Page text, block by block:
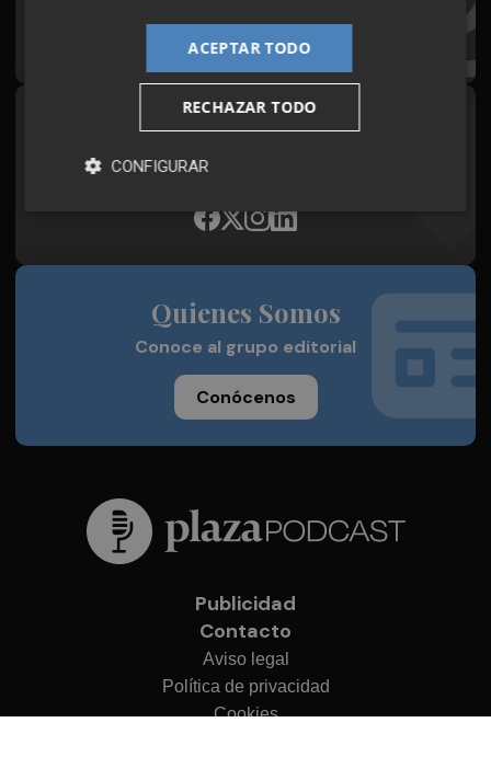
Síguenos en redes
Plaza Podcast, desde cualquier medio
Quienes Somos
Conoce al grupo editorial
Conócenos
Publicidad
Contacto
Aviso legal
Política de privacidad
Cookies
ACEPTAR TODO
RECHAZAR TODO
CONFIGURAR